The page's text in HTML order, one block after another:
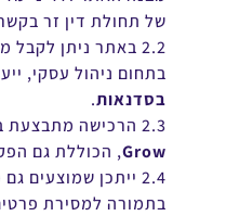
של תחולת דין זר
2.2 באתר ניתן
בתחום ניהול עסקי,
בסדנאות.
2.3 הרכישה מתבצעת באמצעות מערכת הסליקה של
Grow, הכוללת גם
2.4 ייתכן שמוצעים
בתמורה למסירת